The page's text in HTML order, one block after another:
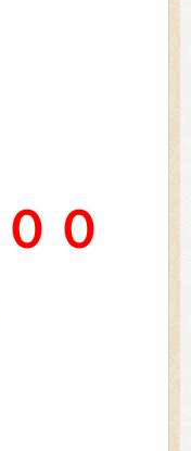
０